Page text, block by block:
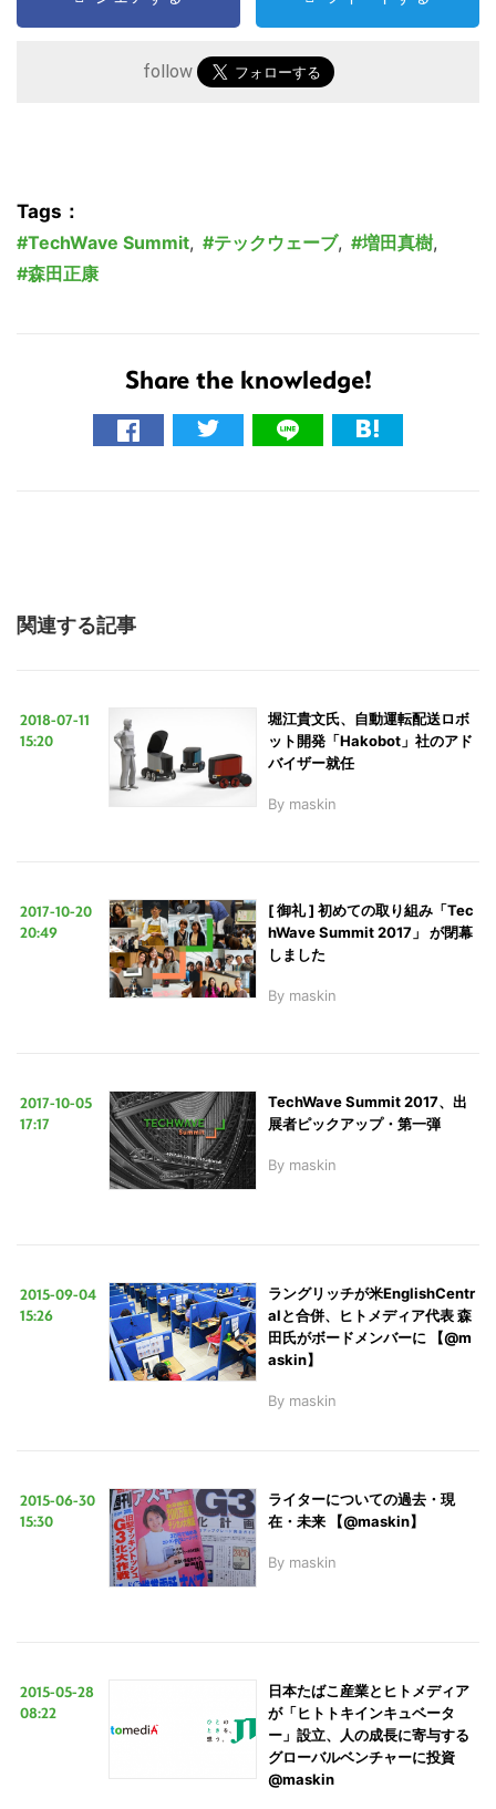
follow
Tags：
TechWave Summit, テックウェーブ, 増田真樹,
森田正康
Share the knowledge!
関連する記事
2018-07-11
15:20
堀江貴文氏、自動運転配送ロボ
ット開発「Hakobot」社のアド
バイザー就任
By maskin
2017-10-20
20:49
[ 御礼 ] 初めての取り組み「Tec
hWave Summit 2017」 が閉幕
しました
By maskin
2017-10-05
17:17
TechWave Summit 2017、出
展者ピックアップ・第一弾
By maskin
2015-09-04
15:26
ラングリッチが米EnglishCentr
alと合併、ヒトメディア代表 森
田氏がボードメンバーに 【@m
askin】
By maskin
2015-06-30
15:30
ライターについての過去・現
在・未来 【@maskin】
By maskin
2015-05-28
08:22
日本たばこ産業とヒトメディア
が「ヒトトキインキュベータ
ー」設立、人の成長に寄与する
グローバルベンチャーに投資
@maskin